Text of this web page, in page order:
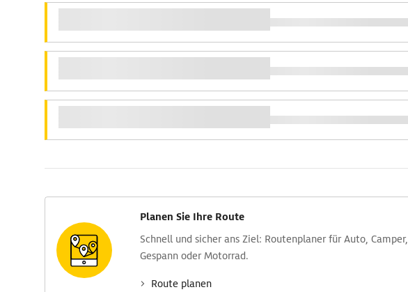
Planen Sie Ihre Route
Schnell und sicher ans Ziel: Routen­planer für Auto, Camper,
Gespann oder Motorrad.
Route planen